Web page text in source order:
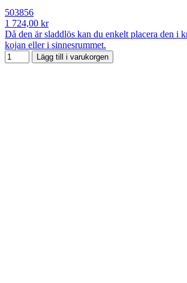
503856
1 724,00 kr
Då den är sladdlös kan du enkelt placera den i
kojan eller i sinnesrummet.
Lägg till i varukorgen